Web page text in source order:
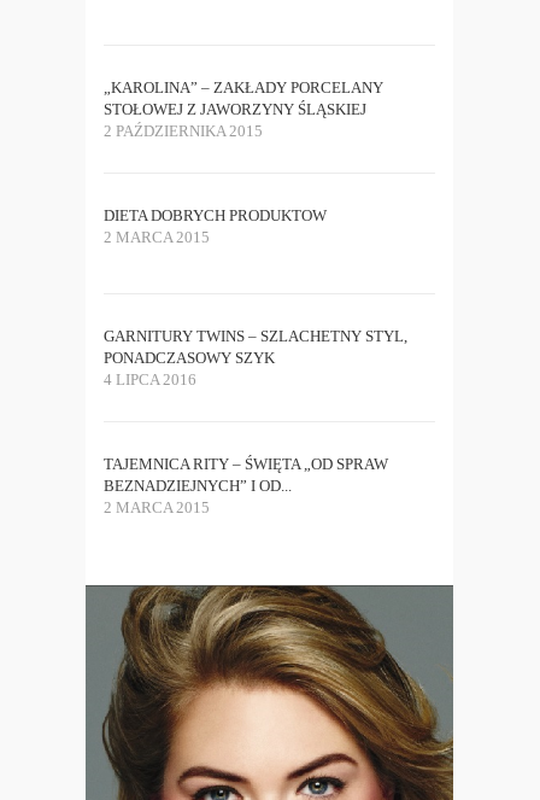
„KAROLINA” – ZAKŁADY PORCELANY
STOŁOWEJ Z JAWORZYNY ŚLĄSKIEJ
2 PAŹDZIERNIKA 2015
DIETA DOBRYCH PRODUKTOW
2 MARCA 2015
GARNITURY TWINS – SZLACHETNY STYL,
PONADCZASOWY SZYK
4 LIPCA 2016
TAJEMNICA RITY – ŚWIĘTA „OD SPRAW
BEZNADZIEJNYCH” I OD...
2 MARCA 2015